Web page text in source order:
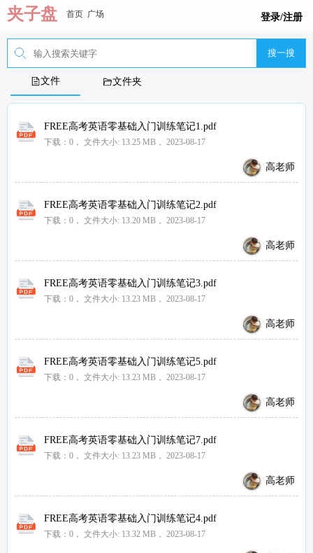
夹子盘 首页 广场 登录/注册
搜一搜
文件 文件夹
FREE高考英语零基础入门训练笔记1.pdf
下载：0， 文件大小: 13.25 MB ， 2023-08-17
高老师
FREE高考英语零基础入门训练笔记2.pdf
下载：0， 文件大小: 13.20 MB ， 2023-08-17
高老师
FREE高考英语零基础入门训练笔记3.pdf
下载：0， 文件大小: 13.23 MB ， 2023-08-17
高老师
FREE高考英语零基础入门训练笔记5.pdf
下载：0， 文件大小: 13.23 MB ， 2023-08-17
高老师
FREE高考英语零基础入门训练笔记7.pdf
下载：0， 文件大小: 13.23 MB ， 2023-08-17
高老师
FREE高考英语零基础入门训练笔记4.pdf
下载：0， 文件大小: 13.32 MB ， 2023-08-17